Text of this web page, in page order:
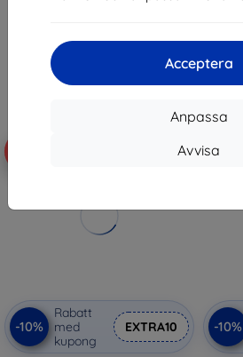
Acceptera
Anpassa
Avvisa
Sista varan i lager
-10%
Rabatt
med
kupong
EXTRA10
-40%
-10%